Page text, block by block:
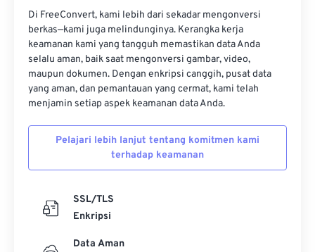
Di FreeConvert, kami lebih dari sekadar mengonversi
berkas—kami juga melindunginya. Kerangka kerja
keamanan kami yang tangguh memastikan data Anda
selalu aman, baik saat mengonversi gambar, video,
maupun dokumen. Dengan enkripsi canggih, pusat data
yang aman, dan pemantauan yang cermat, kami telah
menjamin setiap aspek keamanan data Anda.
Pelajari lebih lanjut tentang komitmen kami
terhadap keamanan
SSL/TLS
Enkripsi
Data Aman